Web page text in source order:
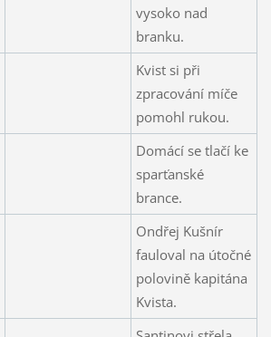
vysoko nad
branku.
Kvist si při
zpracování míče
pomohl rukou.
Domácí se tlačí ke
sparťanské
brance.
Ondřej Kušnír
fauloval na útočné
polovině kapitána
Kvista.